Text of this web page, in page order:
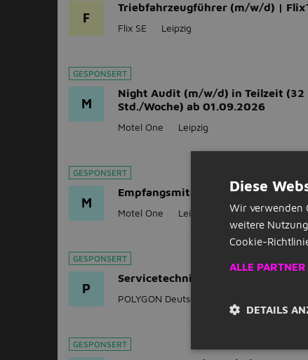
F
Triebfahrzeugführer (m/w/d) |
Flix SE Leipzig
GESPONSERT
M
Night Audit (m/w/d) in Teilzeit (32
Std./Woche) ab 01.09.2026
Motel One Leipzig
GESPONSERT
M
Empfangsmitarbeiter (m/w/d)
Motel One Leipzig
GESPONSERT
P
Servicetechniker (m/w/d) - NL
POLYGON Deutschland GmbH
GESPONSERT
Diese
Wir verwenden
weitere
Cookie-
ALLE
DETAILS